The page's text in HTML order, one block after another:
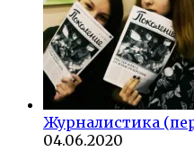
Журналистика
04.06.2020